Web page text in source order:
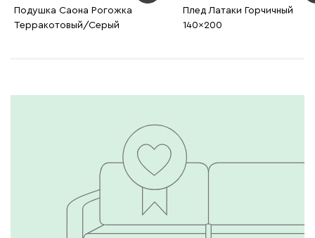
Подушка Саона Рогожка
Терракотовый/Серый
Плед Латаки Горчичный
140x200